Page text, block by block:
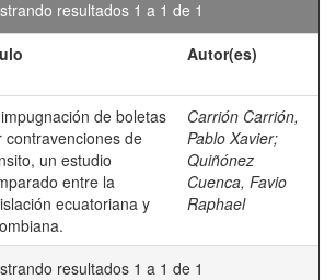
resultados 1 a 1 de 1
Autor(es)
de boletas
contravenciones de
un estudio
entre la
ecuatoriana y
Carrión Carrión,
Pablo Xavier;
Quiñónez
Cuenca, Favio
Raphael
resultados 1 a 1 de 1